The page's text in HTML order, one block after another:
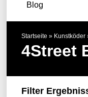
Blog
Startseite » Kunstköder
4Street
Filter